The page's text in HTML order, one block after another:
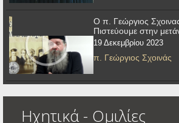
Ο π. Γεώργιος
Πιστεύουμε στην
19 Δεκεμβρίου 2023
π. Γεώργιος Σχοινάς
Ηχητικά - Ομιλίες